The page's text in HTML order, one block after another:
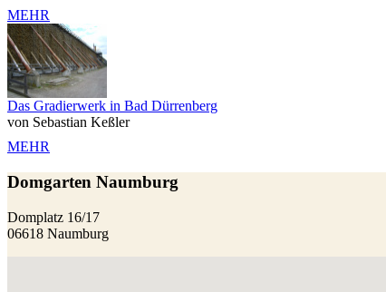
MEHR
Das Gradierwerk in Bad Dürrenberg
von Sebastian Keßler
MEHR
Domgarten Naumburg
Domplatz 16/17
06618 Naumburg